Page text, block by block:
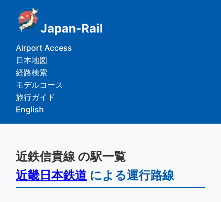
Japan-Rail
Airport Access
日本地図
経路検索
モデルコース
旅行ガイド
English
近鉄信貴線 の駅一覧
近畿日本鉄道による運行路線